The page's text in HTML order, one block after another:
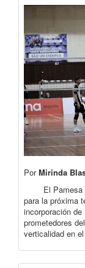
PorMirinda
El Pamesa
para la próxima
incorporación
prometedores
verticalidad en